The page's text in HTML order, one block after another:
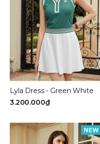
Navy
Kích cỡ
Freesize 80
85 90
95 100
Loại sản phẩm
Lyla Dress - Green White
3.200.000₫